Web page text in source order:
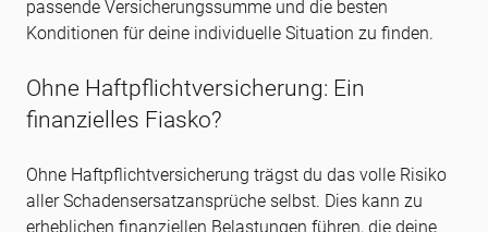
passende Versicherungssumme und die besten
Konditionen für deine individuelle Situation zu finden.
Ohne Haftpflichtversicherung: Ein
finanzielles Fiasko?
Ohne Haftpflichtversicherung trägst du das volle Risiko
aller Schadensersatzansprüche selbst. Dies kann zu
erheblichen finanziellen Belastungen führen, die deine